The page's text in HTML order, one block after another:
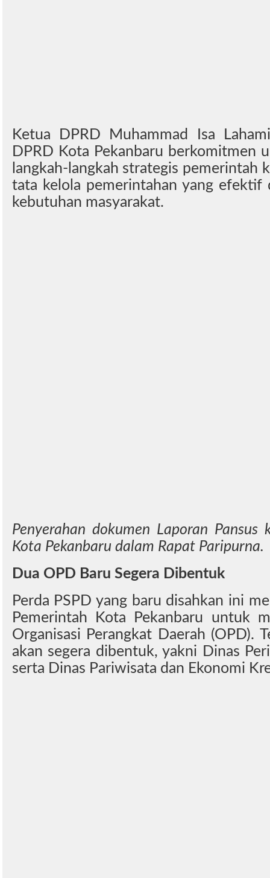
Ketua DPRD Muhammad Isa
DPRD Kota Pekanbaru berkomitmen
langkah-langkah strategis pemerintah
tata kelola pemerintahan yang efektif
kebutuhan masyarakat.
Penyerahan dokumen Laporan Pansus
Kota Pekanbaru dalam Rapat Paripurna.
Dua OPD Baru Segera Dibentuk
Perda PSPD yang baru disahkan ini
Pemerintah Kota Pekanbaru untuk
Organisasi Perangkat Daerah (OPD).
akan segera dibentuk, yakni Dinas
serta Dinas Pariwisata dan Ekonomi